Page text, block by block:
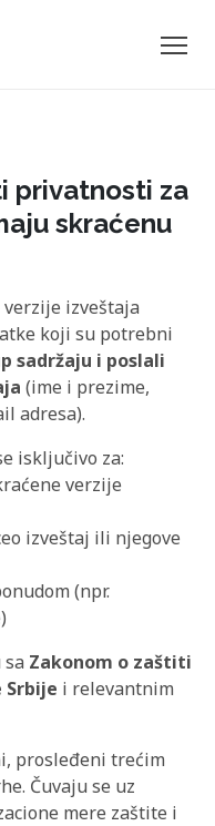
privatnosti za
skraćenu
izveštaja
koji su potrebni
sadržaju i poslali
(ime i prezime,
adresa).
isključivo za:
verzije
izveštaj ili njegove
(npr.
Zakonom o zaštiti
Srbije i relevantnim
prosleđeni trećim
Čuvaju se uz
mere zaštite i